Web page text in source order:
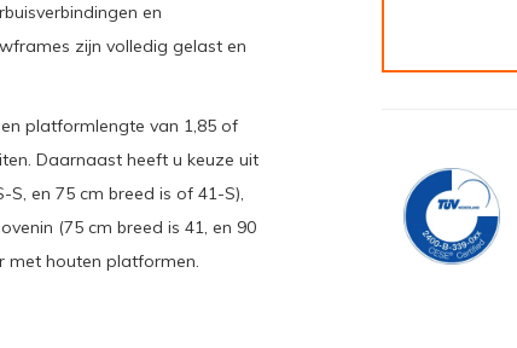
en
zijn volledig gelast en
platformlengte van 1,85 of
Daarnaast heeft u keuze uit
en 75 cm breed is of 41-S),
(75 cm breed is 41, en 90
met houten platformen.